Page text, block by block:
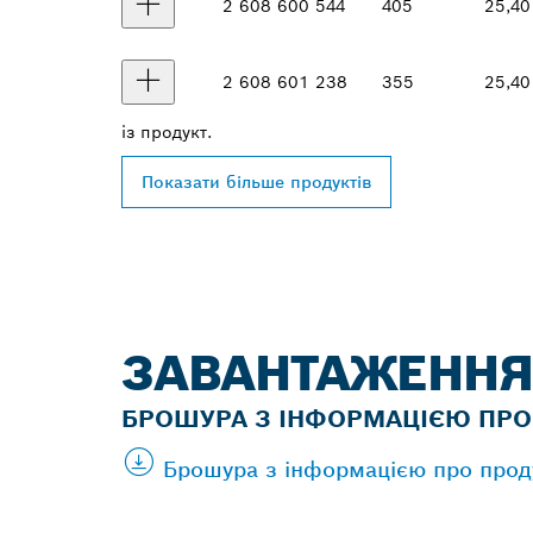
2 608 600 544 405 25,40
2 608 601 238 355 25,40
із продукт.
Показати більше продуктів
ЗАВАНТАЖЕННЯ
БРОШУРА З ІНФОРМАЦІЄЮ
Брошура з інформацією про